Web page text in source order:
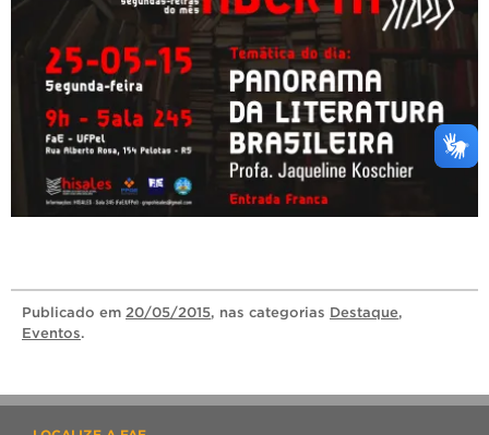
Publicado em 20/05/2015, nas categorias Destaque,
Eventos.